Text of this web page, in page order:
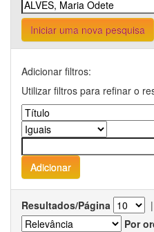
Iniciar uma nova pesquisa
Adicionar filtros:
Utilizar filtros para refinar o
Resultados/Página |
Por